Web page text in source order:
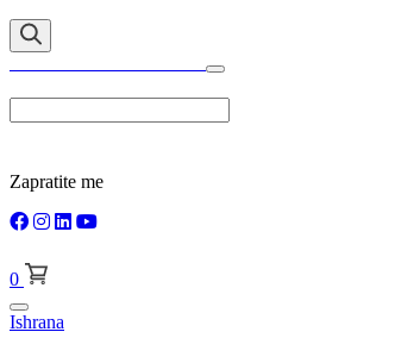
Zapratite me
0
Ishrana